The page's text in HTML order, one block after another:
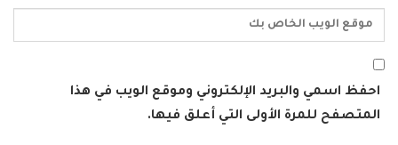
احفظ اسمي والبريد الإلكتروني وموقع الويب في هذا
المتصفح للمرة الأولى التي أعلق فيها.